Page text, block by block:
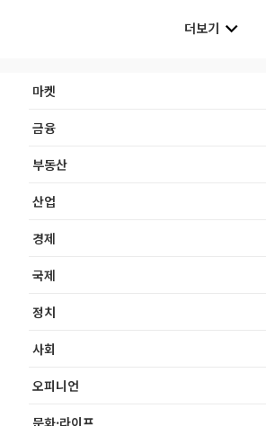
더보기
마켓
금융
부동산
산업
경제
국제
정치
사회
오피니언
문화·라이프